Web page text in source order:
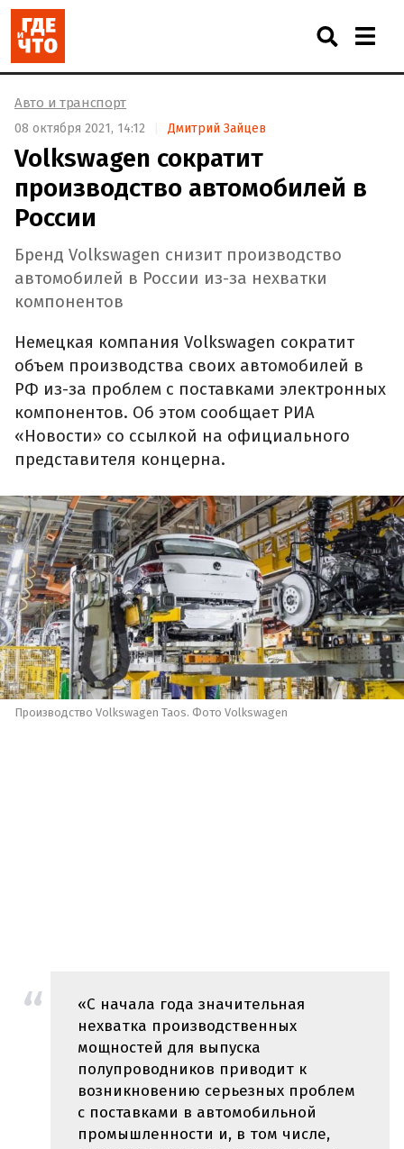
Авто и транспорт
08 октября 2021, 14:12 Дмитрий Зайцев
Volkswagen сократит
производство автомобилей в
России
Бренд Volkswagen снизит производство
автомобилей в России из-за нехватки
компонентов
Немецкая компания Volkswagen сократит
объем производства своих автомобилей в
РФ из-за проблем с поставками электронных
компонентов. Об этом сообщает РИА
«Новости» со ссылкой на официального
представителя концерна.
Производство Volkswagen Taos. Фото Volkswagen
«С начала года значительная
нехватка производственных
мощностей для выпуска
полупроводников приводит к
возникновению серьезных проблем
с поставками в автомобильной
промышленности и, в том числе,